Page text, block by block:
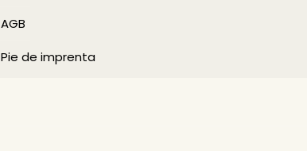
AGB
Pie de imprenta